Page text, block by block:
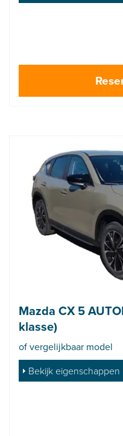
Mazda CX 5
klasse)
of vergelijkbaar model
Bekijk eigenschappen